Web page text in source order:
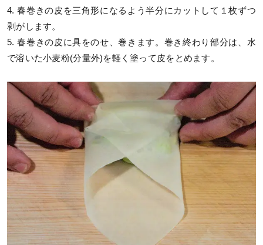
4. 春巻きの皮を三角形になるよう半分にカットして１枚ずつ
剥がします。
5. 春巻きの皮に具をのせ、巻きます。巻き終わり部分は、水
で溶いた小麦粉(分量外)を軽く塗って皮をとめます。